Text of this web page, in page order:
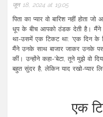
जून 18, 2024 at 19:05
पिता का प्यार वो बारिश नहीं होता
धूप के बीच आपको ठंडक देती है। मैंने
था-उसमें एक टिकट था: 'एक दिन के
मैंने उनके साथ बाजार जाकर उनके
कीं। उन्होंने कहा-'बेटा, तूने मुझे वो
बहुत सुंदर है, लेकिन याद रखो-प्यार
एक